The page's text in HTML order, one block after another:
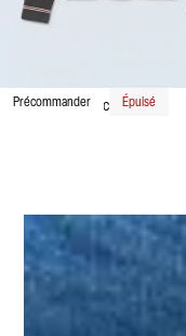
Précommander Épuisé
Daisy - Anthracite